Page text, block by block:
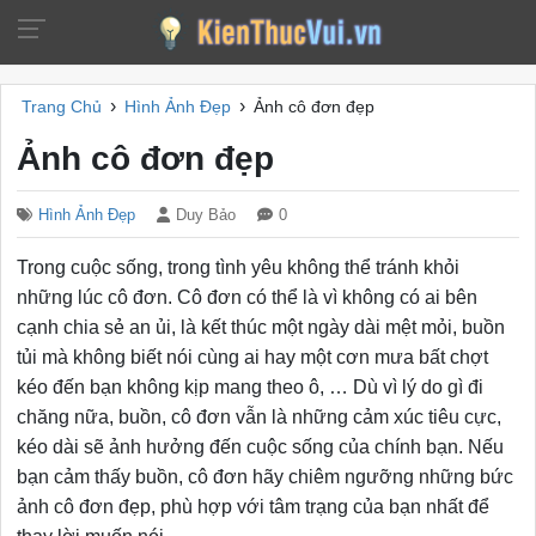
Trang Chủ › Hình Ảnh Đẹp › Ảnh cô đơn đẹp
Ảnh cô đơn đẹp
Hình Ảnh Đẹp Duy Bảo 0
Trong cuộc sống, trong tình yêu không thể tránh khỏi
những lúc cô đơn. Cô đơn có thể là vì không có ai bên
cạnh chia sẻ an ủi, là kết thúc một ngày dài mệt mỏi, buồn
tủi mà không biết nói cùng ai hay một cơn mưa bất chợt
kéo đến bạn không kịp mang theo ô, … Dù vì lý do gì đi
chăng nữa, buồn, cô đơn vẫn là những cảm xúc tiêu cực,
kéo dài sẽ ảnh hưởng đến cuộc sống của chính bạn. Nếu
bạn cảm thấy buồn, cô đơn hãy chiêm ngưỡng những bức
ảnh cô đơn đẹp, phù hợp với tâm trạng của bạn nhất để